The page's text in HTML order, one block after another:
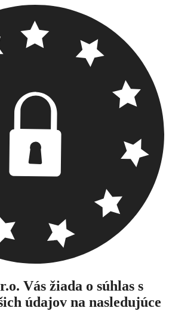
Vás žiada o súhlas s
údajov na nasledujúce